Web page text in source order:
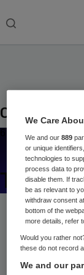
Search
Home›Sprekers
Egge van
Op het
6 novemver 2026,
We Care
We and our889
or unique
technologies to
process data to
disable them. If
be as relevant to
withdraw consent
bottom of the
more details, refer
Would you rather
these do not record
We and our